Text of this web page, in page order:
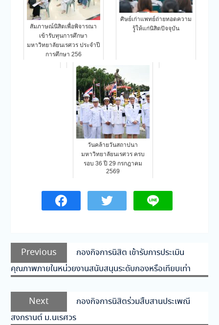
สัมภาษณ์นิสิตเพื่อพิจารณา
เข้ารับทุนการศึกษา
มหาวิทยาลัยนเรศวร ประจำปี
การศึกษา 256
ศิษย์เก่าแพทย์ถ่ายทอดความ
รู้ให้แก่นิสิตปัจจุบัน
วันคล้ายวันสถาปนา
มหาวิทยาลัยนเรศวร ครบ
รอบ 36 ปี 29 กรกฎาคม
2569
แนะแนว
เรื่อง
Previous
Previous
post:
กองกิจการนิสิต เข้ารับการประเมิน
คุณภาพภายในหน่วยงานสนับสนุนระดับกองหรือเทียบเท่า
Next
Next
post:
กองกิจการนิสิตร่วมสืบสานประเพณี
สงกรานต์ ม.นเรศวร